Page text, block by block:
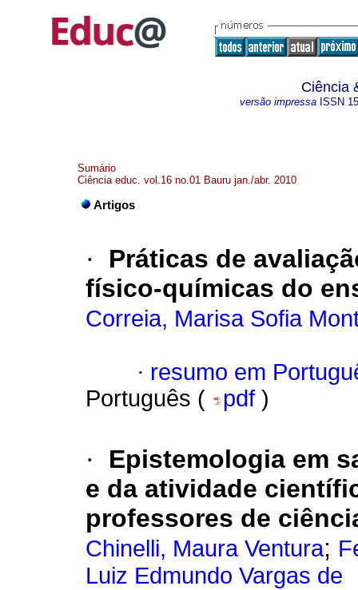
Ciência
versão impressa ISSN
Sumário
Ciência educ. vol.16 no.01 Bauru jan./abr. 2010
Artigos
·
Práticas de
físico-químicas do
Correia, Marisa Sofia
· resumo em
Português (
pdf )
·
Epistemologia em
e da atividade
professores de
Chinelli, Maura Ventura;
Luiz Edmundo Vargas de